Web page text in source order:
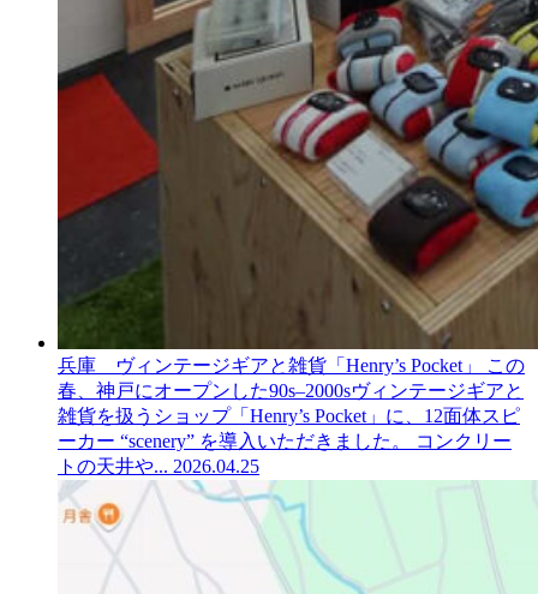
兵庫 ヴィンテージギアと雑貨「Henry’s Pocket」
この
春、神戸にオープンした90s–2000sヴィンテージギアと
雑貨を扱うショップ「Henry’s Pocket」に、12面体スピ
ーカー “scenery” を導入いただきました。 コンクリー
トの天井や... 2026.04.25